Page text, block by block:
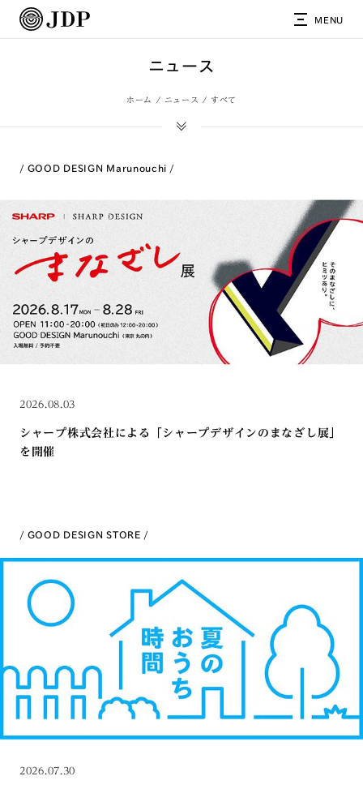
MENU
ニュース
ホーム ニュース すべて
GOOD DESIGN Marunouchi
2026.08.03
シャープ株式会社による「シャープデザインのまなざし展」
を開催
GOOD DESIGN STORE
2026.07.30